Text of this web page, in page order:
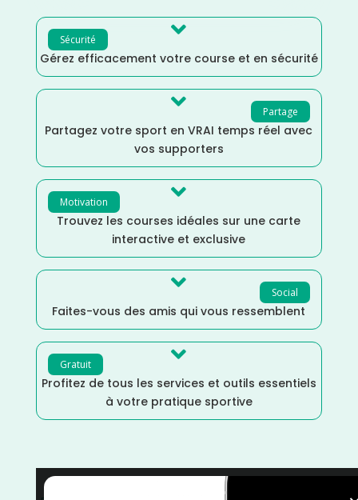
Sécurité 
Gérez efficacement votre course et en sécurité
Partage

Partagez votre sport en VRAI temps réel avec
vos supporters
Motivation 
Trouvez les courses idéales sur une carte
interactive et exclusive
Social

Faites-vous des amis qui vous ressemblent
Gratuit 
Profitez de tous les services et outils essentiels
à votre pratique sportive